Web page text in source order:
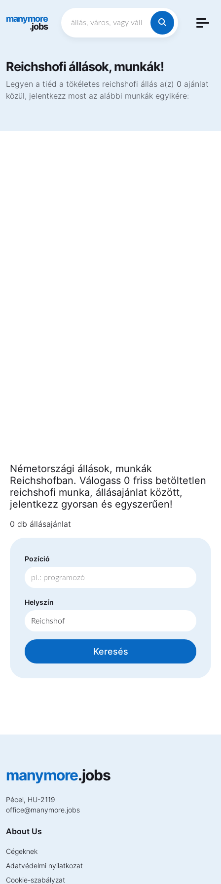
manymore
.jobs
Reichshofi állások, munkák!
Legyen a tiéd a tökéletes reichshofi állás a(z) 0 ajánlat
közül, jelentkezz most az alábbi munkák egyikére:
Németországi állások, munkák
Reichshofban. Válogass 0 friss betöltetlen
reichshofi munka, állásajánlat között,
jelentkezz gyorsan és egyszerűen!
0 db állásajánlat
Pozíció
Helyszín
Keresés
manymore.jobs
Pécel, HU-2119
office@manymore.jobs
About Us
Cégeknek
Adatvédelmi nyilatkozat
Cookie-szabályzat